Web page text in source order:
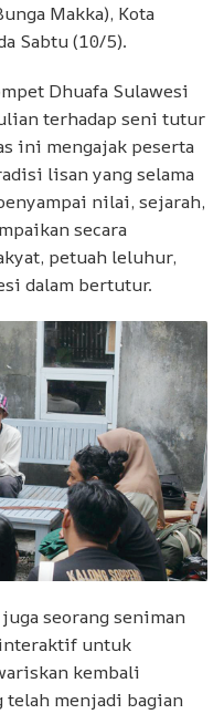
Makka), Kota
Sabtu (10/5).
Dhuafa Sulawesi
terhadap seni tutur
ini mengajak peserta
lisan yang selama
nilai, sejarah,
secara
petuah leluhur,
dalam bertutur.
seorang seniman
untuk
kembali
menjadi bagian